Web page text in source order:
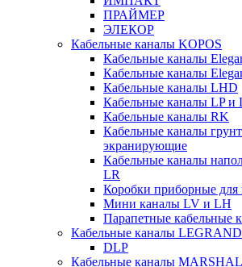
ПРАЙМЕР
ЭЛЕКОР
Кабельные каналы KOPOS
Кабельные каналы
Кабельные каналы
Кабельные каналы LHD
Кабельные каналы LP и
Кабельные каналы RK
Кабельные каналы
экранирующие
Кабельные каналы
LR
Коробки приборные для
Мини каналы LV и LH
Парапетные кабельные
Кабельные каналы LEGRAND
DLP
Кабельные каналы